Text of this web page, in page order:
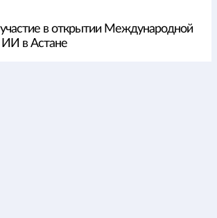
в открытии Международной
в Астане